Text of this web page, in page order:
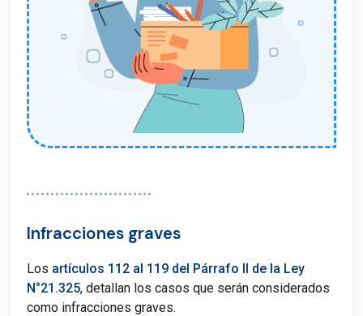
Infracciones graves
Los artículos 112 al 119 del Párrafo II de la Ley
N°21.325, detallan los casos que serán considerados
como infracciones graves.